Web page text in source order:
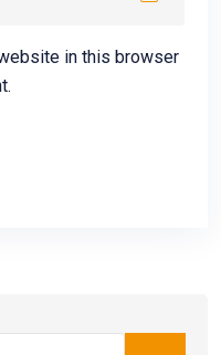
in this browser